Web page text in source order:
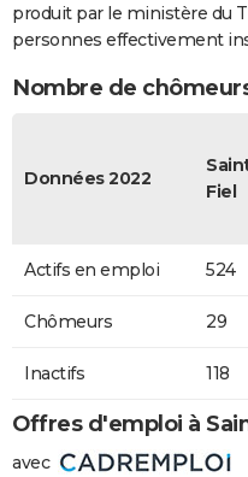
produit par le ministère du
personnes effectivement
Nombre de
Données 2022
Fiel
Actifs en emploi 524
Chômeurs 29
Inactifs 118
Offres d'emploi à
avec